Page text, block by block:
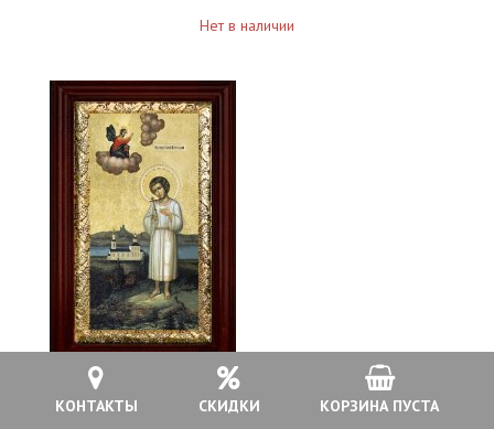
КОНТАКТЫ СКИДКИ КОРЗИНА ПУСТА
Нет в наличии
Икона Артемий Веркольский 21*36 см арт СТ-12010-3